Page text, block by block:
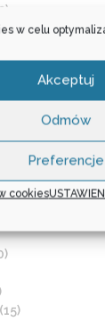
w celu
Akceptuj
Odmów
Preferencje
cookies
(15)